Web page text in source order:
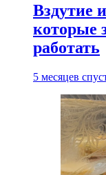
Вздутие
которые
работать
5 месяцев